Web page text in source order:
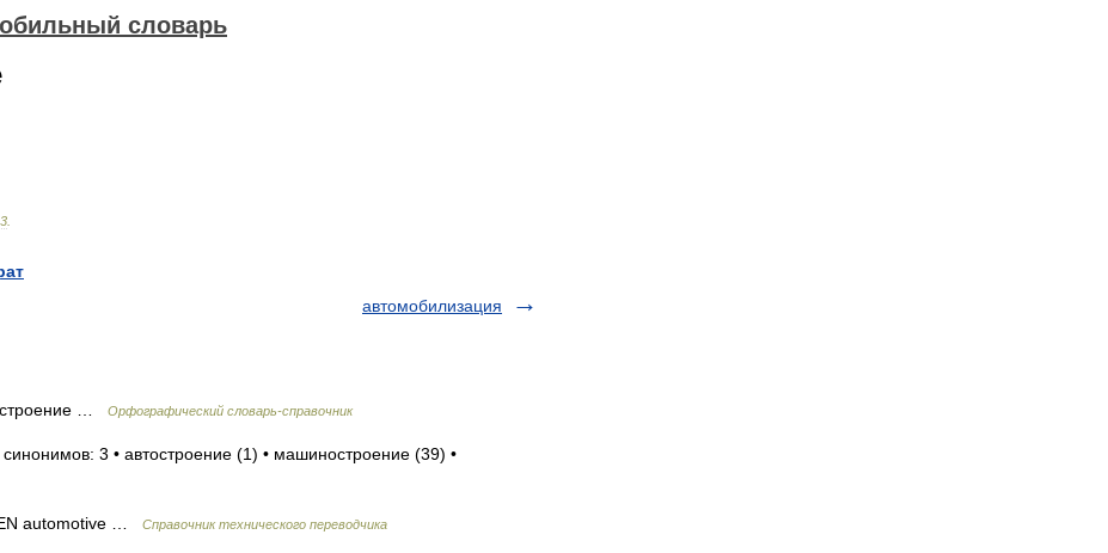
словарь
автомобилизация
… Орфографический словарь-справочник
3 • автостроение (1) • машиностроение (39) •
automotive … Справочник технического переводчика